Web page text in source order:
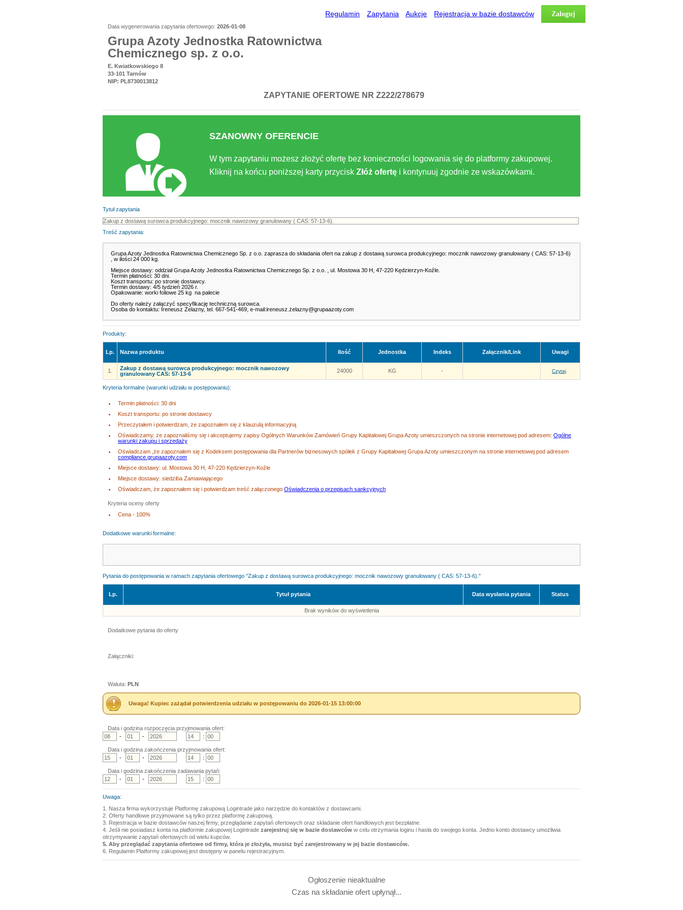
Regulamin Zapytania Aukcje Rejestracja w bazie dostawców Zaloguj
Data wygenerowania zapytania ofertowego: 2026-01-08
Grupa Azoty Jednostka Ratownictwa
Chemicznego sp. z o.o.
E. Kwiatkowskiego 8
33-101 Tarnów
NIP: PL8730013812
ZAPYTANIE OFERTOWE NR Z222/278679
SZANOWNY OFERENCIE
W tym zapytaniu możesz złożyć ofertę bez konieczności logowania się do platformy zakupowej.
Kliknij na końcu poniższej karty przycisk Złóż ofertę i kontynuuj zgodnie ze wskazówkami.
Tytuł zapytania
Treść zapytania:
Grupa Azoty Jednostka Ratownictwa Chemicznego Sp. z o.o. zaprasza do składania ofert na zakup z dostawą surowca produkcyjnego: mocznik nawozowy granulowany ( CAS: 57-13-6)
, w ilości 24 000 kg.
Miejsce dostawy: oddział Grupa Azoty Jednostka Ratownictwa Chemicznego Sp. z o.o. , ul. Mostowa 30 H, 47-220 Kędzierzyn-Koźle.
Termin płatności: 30 dni.
Koszt transportu: po stronie dostawcy.
Termin dostawy: 4/5 tydzień 2026 r.
Opakowanie: worki foliowe 25 kg na palecie
Do oferty należy załączyć specyfikację techniczną surowca.
Osoba do kontaktu: Ireneusz Żelazny, tel. 667-541-469, e-mail:ireneusz.żelazny@grupaazoty.com
Produkty:
Lp. Nazwa produktu Ilość Jednostka Indeks Załącznik/Link Uwagi
1.
Zakup z dostawą surowca produkcyjnego: mocznik nawozowy
granulowany CAS: 57-13-6
24000 KG - Czytaj
Kryteria formalne (warunki udziału w postępowaniu):
Termin płatności: 30 dni
Koszt transportu: po stronie dostawcy
Przeczytałem i potwierdzam, że zapoznałem się z klauzulą informacyjną
Oświadczamy, że zapoznaliśmy się i akceptujemy zapisy Ogólnych Warunków Zamówień Grupy Kapitałowej Grupa Azoty umieszczonych na stronie internetowej pod adresem: Ogólne
warunki zakupu i sprzedaży
Oświadczam ,że zapoznałem się z Kodeksem postępowania dla Partnerów biznesowych spółek z Grupy Kapitałowej Grupa Azoty umieszczonym na stronie internetowej pod adresem
compliance.grupaazoty.com
Miejsce dostawy: ul. Mostowa 30 H, 47-220 Kędzierzyn-Koźle
Miejsce dostawy: siedziba Zamawiającego
Oświadczam, że zapoznałem się i potwierdzam treść załączonego Oświadczenia o przepisach sankcyjnych
Kryteria oceny oferty
Cena - 100%
Dodatkowe warunki formalne:
Pytania do postępowania w ramach zapytania ofertowego "Zakup z dostawą surowca produkcyjnego: mocznik nawozowy granulowany ( CAS: 57-13-6)."
Lp. Tytuł pytania Data wysłania pytania Status
Brak wyników do wyświetlenia
Dodatkowe pytania do oferty
Załączniki:
Waluta: PLN
Uwaga! Kupiec zażądał potwierdzenia udziału w postępowaniu do 2026-01-15 13:00:00
Data i godzina rozpoczęcia przyjmowania ofert:
-
- :
Data i godzina zakończenia przyjmowania ofert:
-
- :
Data i godzina zakończenia zadawania pytań:
-
- :
Uwaga:
1. Nasza firma wykorzystuje Platformę zakupową Logintrade jako narzędzie do kontaktów z dostawcami.
2. Oferty handlowe przyjmowane są tylko przez platformę zakupową.
3. Rejestracja w bazie dostawców naszej firmy, przeglądanie zapytań ofertowych oraz składanie ofert handlowych jest bezpłatne.
4. Jeśli nie posiadasz konta na platformie zakupowej Logintrade zarejestruj się w bazie dostawców w celu otrzymania loginu i hasła do swojego konta. Jedno konto dostawcy umożliwia
otrzymywanie zapytań ofertowych od wielu kupców.
5. Aby przeglądać zapytania ofertowe od firmy, która je złożyła, musisz być zarejestrowany w jej bazie dostawców.
6. Regulamin Platformy zakupowej jest dostępny w panelu rejestracyjnym.
Ogłoszenie nieaktualne
Czas na składanie ofert upłynął...